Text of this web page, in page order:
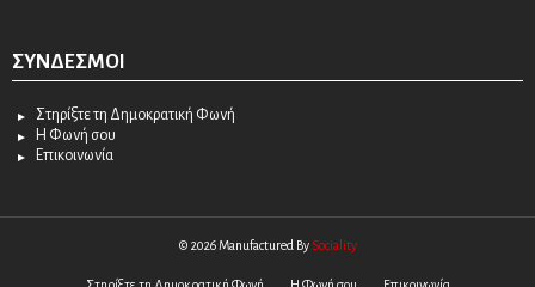
ΣΎΝΔΕΣΜΟΙ
Στηρίξτε τη Δημοκρατική Φωνή
Η Φωνή σου
Επικοινωνία
© 2026 Manufactured By Sociality